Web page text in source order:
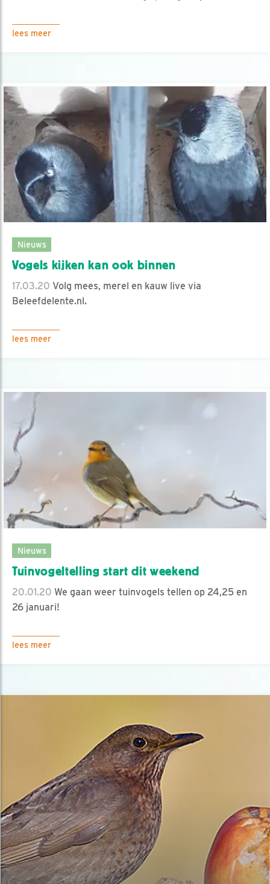
lees meer
Nieuws
Vogels kijken kan ook binnen
17.03.20 Volg mees, merel en kauw live via
Beleefdelente.nl.
lees meer
Nieuws
Tuinvogeltelling start dit weekend
20.01.20 We gaan weer tuinvogels tellen op 24,25 en
26 januari!
lees meer